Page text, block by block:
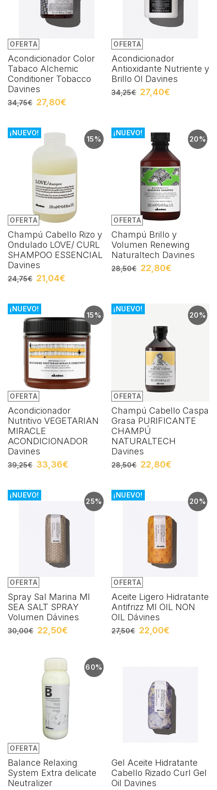
OFERTA
Acondicionador Color
Tabaco Alchemic
Conditioner Tobacco
Davines
34,75€ 27,80€
OFERTA
Acondicionador
Antioxidante Nutriente y
Brillo OI Davines
34,25€ 27,40€
15%
OFERTA
¡NUEVO!
Champú Cabello Rizo y
Ondulado LOVE/ CURL
SHAMPOO ESSENCIAL
Davines
24,75€ 21,04€
20%
OFERTA
¡NUEVO!
Champú Brillo y
Volumen Renewing
Naturaltech Davines
28,50€ 22,80€
15%
OFERTA
¡NUEVO!
Acondicionador
Nutritivo VEGETARIAN
MIRACLE
ACONDICIONADOR
Davines
39,25€ 33,36€
20%
OFERTA
¡NUEVO!
Champú Cabello Caspa
Grasa PURIFICANTE
CHAMPÚ
NATURALTECH
Davines
28,50€ 22,80€
25%
OFERTA
¡NUEVO!
Spray Sal Marina MI
SEA SALT SPRAY
Volumen Dávines
30,00€ 22,50€
20%
OFERTA
¡NUEVO!
Aceite Ligero Hidratante
Antifrizz MI OIL NON
OIL Dávines
27,50€ 22,00€
60%
OFERTA
Balance Relaxing
System Extra delicate
Neutralizer
Gel Aceite Hidratante
Cabello Rizado Curl Gel
Oil Davines